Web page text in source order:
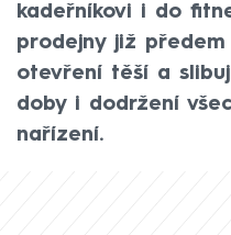
kadeřníkovi i do
prodejny již
otevření těší a
doby i dodržení
nařízení.